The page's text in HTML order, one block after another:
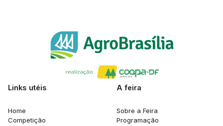
Links utéis
Home
Competição
A feira
Sobre a Feira
Programação